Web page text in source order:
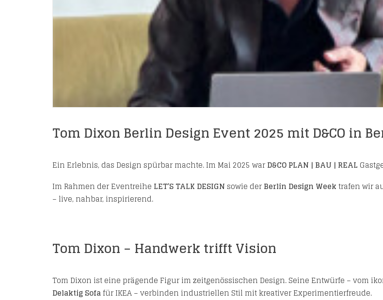
Tom Dixon Berlin Design Event 2025 mit D&CO in
Ein Erlebnis, das Design spürbar machte. Im Mai 2025 warD&CO PLAN | BAU | REAL
Im Rahmen der Eventreihe LET’S TALK DESIGN sowie derBerlin Design Weektrafen wir
– live, nahbar, inspirierend.
Tom Dixon – Handwerk trifft Vision
Tom Dixon ist eine prägende Figur im zeitgenössischen Design. Seine Entwürfe – vom
Delaktig Sofafür IKEA – verbinden industriellen Stil mit kreativer Experimentierfreude.